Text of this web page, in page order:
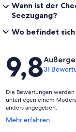
Wann ist der
Seezugang?
Wo befindet
Bewertungen
9,831
Die Bewertungen
unterliegen einem
anders angegeben.
Mehr erfahren
Wird